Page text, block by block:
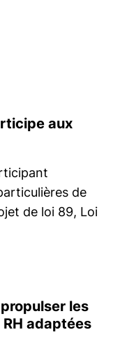
aux
de
de loi 89, Loi
propulser les
adaptées